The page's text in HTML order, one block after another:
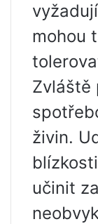
mohou
Zvláště
živin.
učinit